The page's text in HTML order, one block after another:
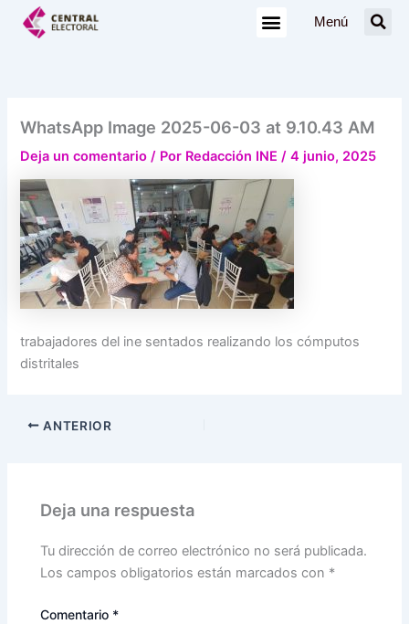
Menú
WhatsApp Image 2025-06-03 at 9.10.43 AM
Deja un comentario / Por Redacción INE/4 junio, 2025
trabajadores del ine sentados realizando los cómputos
distritales
ANTERIOR
Deja una respuesta
Tu dirección de correo electrónico no será publicada.
Los campos obligatorios están marcados con *
Comentario *